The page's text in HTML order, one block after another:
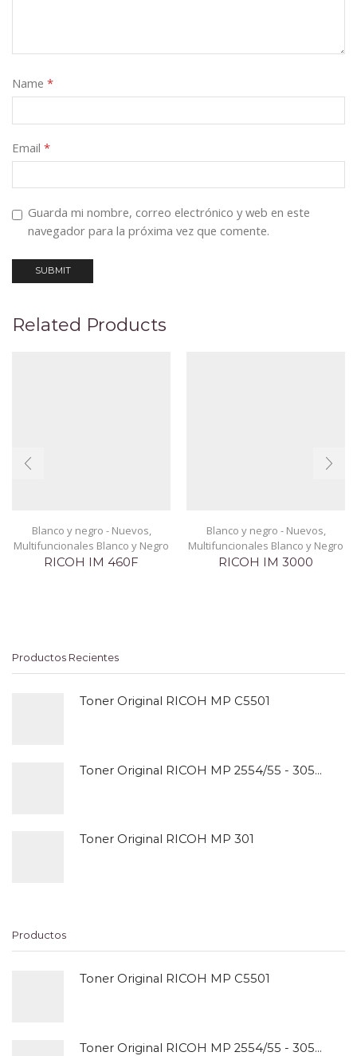
Name *
Email *
Guarda mi nombre, correo electrónico y web en este
navegador para la próxima vez que comente.
Related Products
Blanco y negro - Nuevos,
Multifuncionales Blanco y Negro
RICOH IM 460F
Blanco y negro - Nuevos,
Multifuncionales Blanco y Negro
RICOH IM 3000
Productos Recientes
Toner Original RICOH MP C5501
Toner Original RICOH MP 2554/55 - 3054/55
Toner Original RICOH MP 301
Productos
Toner Original RICOH MP C5501
Toner Original RICOH MP 2554/55 - 3054/55